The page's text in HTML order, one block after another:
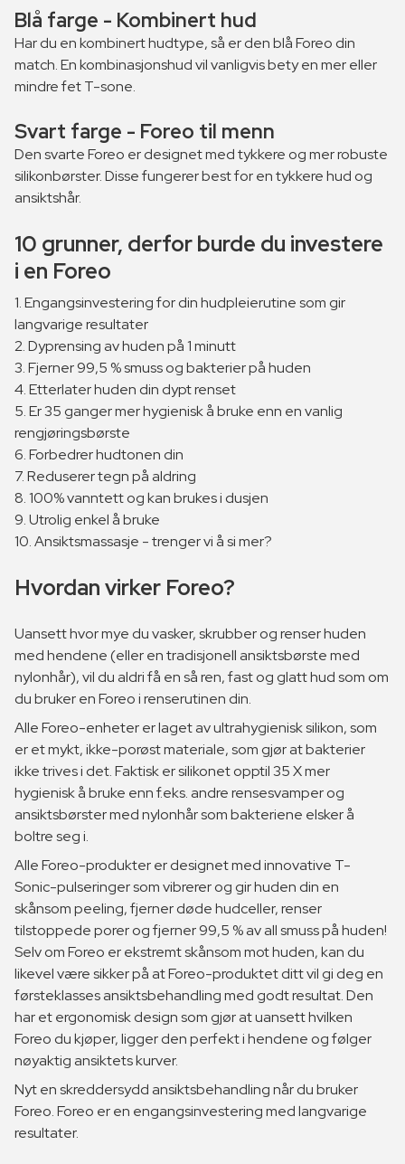
Blå farge - Kombinert hud
Har du en kombinert hudtype, så er den blå Foreo din
match. En kombinasjonshud vil vanligvis bety en mer eller
mindre fet T-sone.
Svart farge - Foreo til menn
Den svarte Foreo er designet med tykkere og mer robuste
silikonbørster. Disse fungerer best for en tykkere hud og
ansiktshår.
10 grunner, derfor burde du investere
i en Foreo
1. Engangsinvestering for din hudpleierutine som gir
langvarige resultater
2. Dyprensing av huden på 1 minutt
3. Fjerner 99,5 % smuss og bakterier på huden
4. Etterlater huden din dypt renset
5. Er 35 ganger mer hygienisk å bruke enn en vanlig
rengjøringsbørste
6. Forbedrer hudtonen din
7. Reduserer tegn på aldring
8. 100% vanntett og kan brukes i dusjen
9. Utrolig enkel å bruke
10. Ansiktsmassasje - trenger vi å si mer?
Hvordan virker Foreo?
Uansett hvor mye du vasker, skrubber og renser huden
med hendene (eller en tradisjonell ansiktsbørste med
nylonhår), vil du aldri få en så ren, fast og glatt hud som om
du bruker en Foreo i renserutinen din.
Alle Foreo-enheter er laget av ultrahygienisk silikon, som
er et mykt, ikke-porøst materiale, som gjør at bakterier
ikke trives i det. Faktisk er silikonet opptil 35 X mer
hygienisk å bruke enn f.eks. andre rensesvamper og
ansiktsbørster med nylonhår som bakteriene elsker å
boltre seg i.
Alle Foreo-produkter er designet med innovative T-
Sonic-pulseringer som vibrerer og gir huden din en
skånsom peeling, fjerner døde hudceller, renser
tilstoppede porer og fjerner 99,5 % av all smuss på huden!
Selv om Foreo er ekstremt skånsom mot huden, kan du
likevel være sikker på at Foreo-produktet ditt vil gi deg en
førsteklasses ansiktsbehandling med godt resultat. Den
har et ergonomisk design som gjør at uansett hvilken
Foreo du kjøper, ligger den perfekt i hendene og følger
nøyaktig ansiktets kurver.
Nyt en skreddersydd ansiktsbehandling når du bruker
Foreo. Foreo er en engangsinvestering med langvarige
resultater.